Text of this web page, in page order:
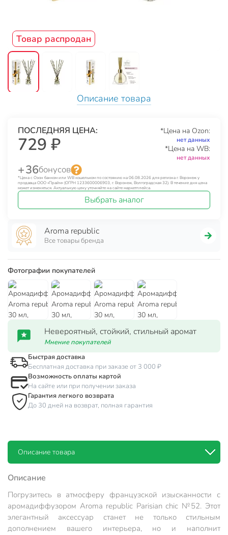
Товар распродан
Описание товара
ПОСЛЕДНЯЯ ЦЕНА:
729 ₽
*Цена на Ozon:
нет данных
*Цена на WB:
нет данных
+ 36бонусов
*Цена с Озон банком или WB кошельком по состоянию на 06.08.2026 для региона г. Воронеж у
продавца ООО «Прайм» (ОГРН 1233600006903, г. Воронеж, Волгоградская 32). В течение дня цена
может изменяться. Актуальную цену уточняйте на сайте маркетплейса.
Выбрать аналог
Aroma republic
Все товары бренда
Фотографии покупателей
Невероятный, стойкий, стильный аромат
Мнение покупателей
Быстрая доставка
Бесплатная доставка при заказе от 3 000 ₽
Возможность оплаты картой
На сайте или при получении заказа
Гарантия легкого возврата
До 30 дней на возврат, полная гарантия
Описание товара
Описание
Погрузитесь в атмосферу французской изысканности с
аромадиффузором Aroma republic Parisian chic №52. Этот
элегантный аксессуар станет не только стильным
дополнением вашего интерьера, но и наполнит